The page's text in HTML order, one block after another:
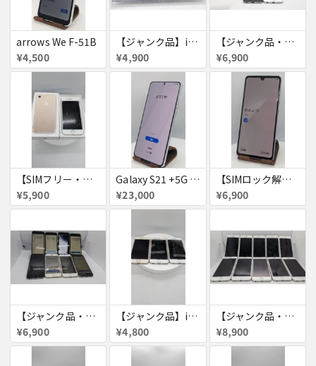
arrows We F-51B
¥4,500
【ジャンク品】iPhone6s ４台セット
¥4,900
【ジャンク品・初期化済・SIMロック解除済】iPhone6 7台セット
¥6,900
【SIMフリー・付属品あり】iPhone 7 128GB
¥5,900
Galaxy S21 +5G 256GB
¥23,000
【SIMロック解除済・初期化済】Galaxy A41 SCV48
¥6,900
【ジャンク品・初期化済】iPhone6 8台セット
¥6,900
【ジャンク品】iPhone6s ３台セット
¥4,800
【ジャンク品・初期化済】iPhone6 10台セット
¥8,900